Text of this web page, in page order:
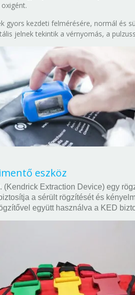
gyors kezdeti felmérésére, normál és
jelnek tekintik a vérnyomás, a
eszköz
(Kendrick Extraction Device) egy
a sérült rögzítését és
együtt használva a KED